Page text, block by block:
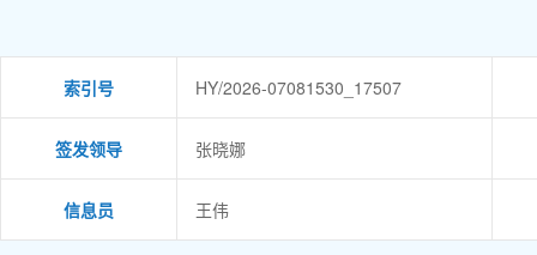
索引号 HY/2026-07081530_17507
签发领导 张晓娜
信息员 王伟